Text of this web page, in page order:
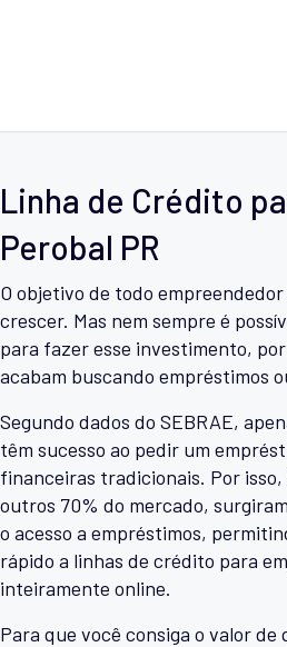
Linha de Crédito
Perobal PR
O objetivo de todo
crescer. Mas nem sempre é
para fazer esse investimento,
acabam buscando empréstimos
Segundo dados do SEBRAE,
têm sucesso ao pedir um
financeiras tradicionais. Por
outros 70% do mercado,
o acesso a empréstimos,
rápido a linhas de crédito para
inteiramente online.
Para que você consiga o valor